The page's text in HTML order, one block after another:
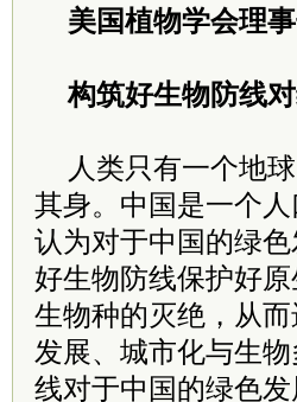
美国植物学会理
构筑好生物防线
人类只有一个地
其身。中国是一个
认为对于中国的绿
好生物防线保护好
生物种的灭绝，从
发展、城市化与生
线对于中国的绿色